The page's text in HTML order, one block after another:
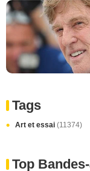
Tags
Art et essai (11374)
Top